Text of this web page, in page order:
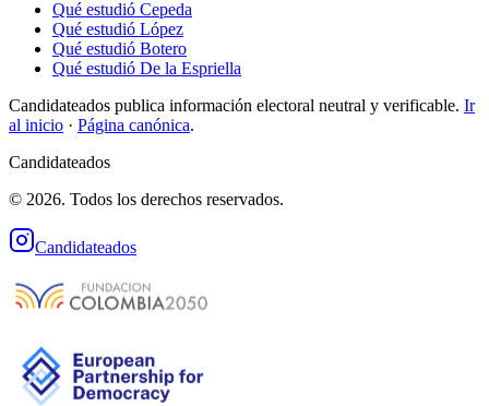
Qué estudió Cepeda
Qué estudió López
Qué estudió Botero
Qué estudió De la Espriella
Candidateados publica información electoral neutral y verificable. Ir
al inicio · Página canónica.
Candidateados
© 2026. Todos los derechos reservados.
Candidateados